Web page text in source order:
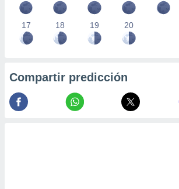
17 18 19 20
Compartir predicción